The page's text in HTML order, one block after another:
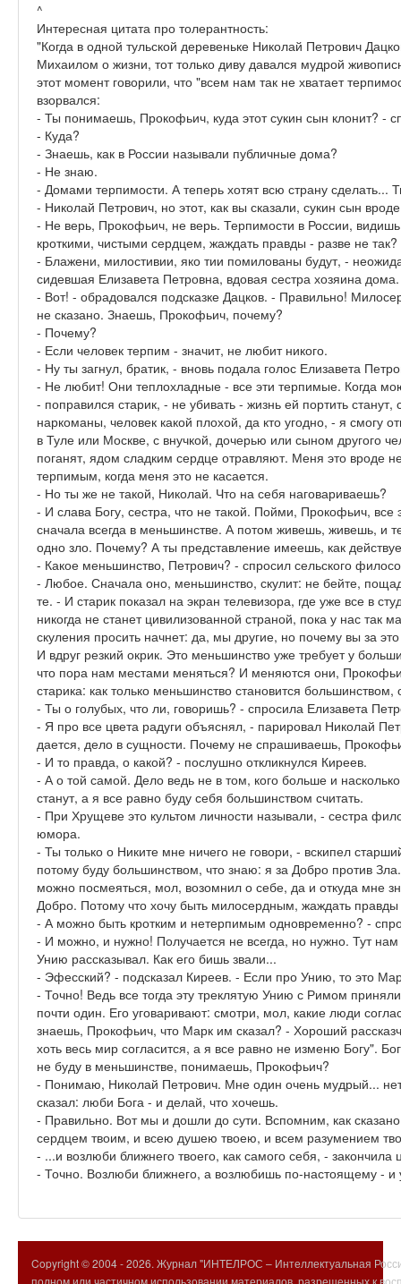
^
Интересная цитата про толерантность:
"Когда в одной тульской деревеньке Николай Петрович
Михаилом о жизни, тот только диву давался мудрой
этот момент говорили, что "всем нам так не хватает
взорвался:
- Ты понимаешь, Прокофьич, куда этот сукин сын клонит? -
- Куда?
- Знаешь, как в России называли публичные дома?
- Не знаю.
- Домами терпимости. А теперь хотят всю страну сделать...
- Николай Петрович, но этот, как вы сказали, сукин сын
- Не верь, Прокофьич, не верь. Терпимости в России,
кроткими, чистыми сердцем, жаждать правды - разве не так?
- Блажени, милостивии, яко тии помилованы будут, -
сидевшая Елизавета Петровна, вдовая сестра хозяина дома.
- Вот! - обрадовался подсказке Дацков. - Правильно!
не сказано. Знаешь, Прокофьич, почему?
- Почему?
- Если человек терпим - значит, не любит никого.
- Ну ты загнул, братик, - вновь подала голос Елизавета
- Не любит! Они теплохладные - все эти терпимые. Когда
- поправился старик, - не убивать - жизнь ей портить
наркоманы, человек какой плохой, да кто угодно, - я смогу
в Туле или Москве, с внучкой, дочерью или сыном другого
поганят, ядом сладким сердце отравляют. Меня это вроде
терпимым, когда меня это не касается.
- Но ты же не такой, Николай. Что на себя наговариваешь?
- И слава Богу, сестра, что не такой. Пойми, Прокофьич, все
сначала всегда в меньшинстве. А потом живешь, живешь, и
одно зло. Почему? А ты представление имеешь, как
- Какое меньшинство, Петрович? - спросил сельского
- Любое. Сначала оно, меньшинство, скулит: не бейте,
те. - И старик показал на экран телевизора, где уже все в
никогда не станет цивилизованной страной, пока у нас так
скуления просить начнет: да, мы другие, но почему вы за
И вдруг резкий окрик. Это меньшинство уже требует у
что пора нам местами меняться? И меняются они,
старика: как только меньшинство становится
- Ты о голубых, что ли, говоришь? - спросила Елизавета
- Я про все цвета радуги объяснял, - парировал Николай
дается, дело в сущности. Почему не спрашиваешь,
- И то правда, о какой? - послушно откликнулся Киреев.
- А о той самой. Дело ведь не в том, кого больше и
станут, а я все равно буду себя большинством считать.
- При Хрущеве это культом личности называли, - сестра
юмора.
- Ты только о Никите мне ничего не говори, - вскипел
потому буду большинством, что знаю: я за Добро против
можно посмеяться, мол, возомнил о себе, да и откуда мне
Добро. Потому что хочу быть милосердным, жаждать правды
- А можно быть кротким и нетерпимым одновременно? -
- И можно, и нужно! Получается не всегда, но нужно. Тут
Унию рассказывал. Как его бишь звали...
- Эфесский? - подсказал Киреев. - Если про Унию, то это
- Точно! Ведь все тогда эту треклятую Унию с Римом
почти один. Его уговаривают: смотри, мол, какие люди
знаешь, Прокофьич, что Марк им сказал? - Хороший
хоть весь мир согласится, а я все равно не изменю Богу".
не буду в меньшинстве, понимаешь, Прокофьич?
- Понимаю, Николай Петрович. Мне один очень мудрый...
сказал: люби Бога - и делай, что хочешь.
- Правильно. Вот мы и дошли до сути. Вспомним, как
сердцем твоим, и всею душею твоею, и всем разумением
- ...и возлюби ближнего твоего, как самого себя, - закончила
- Точно. Возлюби ближнего, а возлюбишь по-настоящему - и
Copyright © 2004 -2026. Журнал "ИНТЕЛРОС – Интеллектуальная
полном или частичном использовании материалов, разрешенных к